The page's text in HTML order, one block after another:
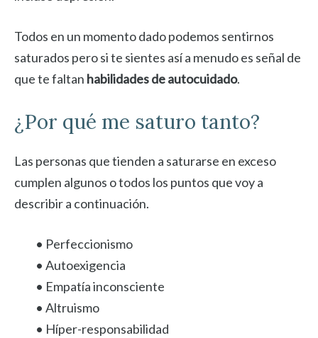
Todos en un momento dado podemos sentirnos
saturados pero si te sientes así a menudo es señal de
que te faltan habilidades de autocuidado.
¿Por qué me saturo tanto?
Las personas que tienden a saturarse en exceso
cumplen algunos o todos los puntos que voy a
describir a continuación.
• Perfeccionismo
• Autoexigencia
• Empatía inconsciente
• Altruismo
• Híper-responsabilidad